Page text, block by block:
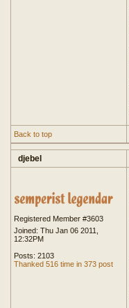
Back to top
djebel
Registered Member #3603
Joined: Thu Jan 06 2011,
12:32PM
Posts: 2103
Thanked 516 time in 373 post